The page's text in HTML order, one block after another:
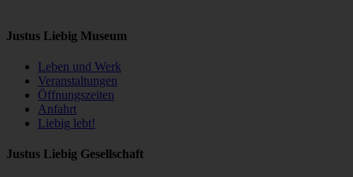
Justus Liebig Museum
Leben und Werk
Veranstaltungen
Öffnungszeiten
Anfahrt
Liebig lebt!
Justus Liebig Gesellschaft